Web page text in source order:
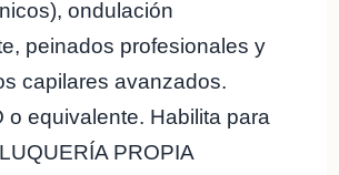
ondulación
peinados profesionales y
capilares avanzados.
o equivalente. Habilita para
PROPIA